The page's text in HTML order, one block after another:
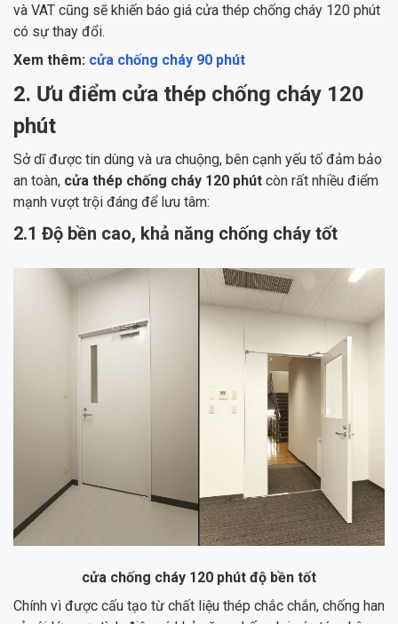
và VAT cũng sẽ khiến báo giá cửa thép chống cháy 120 phút
có sự thay đổi.
Xem thêm: cửa chống cháy 90 phút
2. Ưu điểm cửa thép chống cháy 120
phút
Sở dĩ được tin dùng và ưa chuộng, bên cạnh yếu tố đảm bảo
an toàn, cửa thép chống cháy 120 phút còn rất nhiều điểm
mạnh vượt trội đáng để lưu tâm:
2.1 Độ bền cao, khả năng chống cháy tốt
cửa chống cháy 120 phút độ bền tốt
Chính vì được cấu tạo từ chất liệu thép chắc chắn, chống han